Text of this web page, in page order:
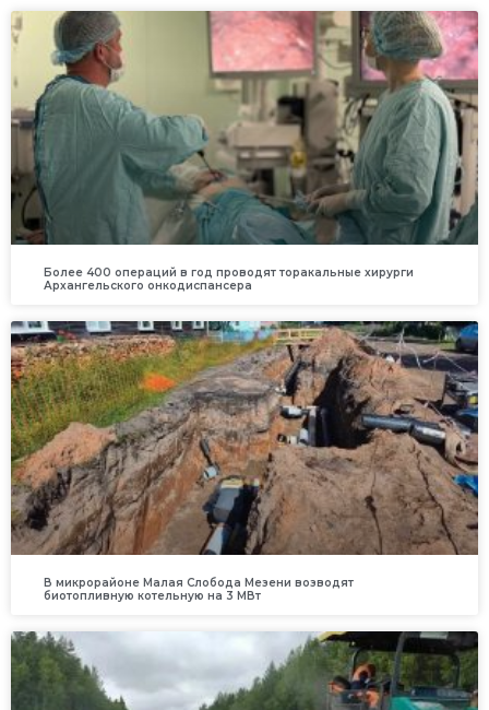
Более 400 операций в год проводят торакальные хирурги
Архангельского онкодиспансера
В микрорайоне Малая Слобода Мезени возводят
биотопливную котельную на 3 МВт